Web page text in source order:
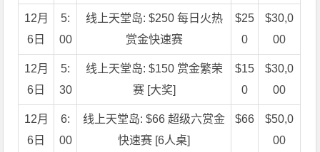
12月
6日
5:
00
线上天堂岛: $250 每日火热
赏金快速赛
$25
0
$30,0
00
12月
6日
5:
30
线上天堂岛: $150 赏金繁荣
赛 [大奖]
$15
0
$30,0
00
12月
6日
6:
00
线上天堂岛: $66 超级六赏金
快速赛 [6人桌]
$66
$50,0
00